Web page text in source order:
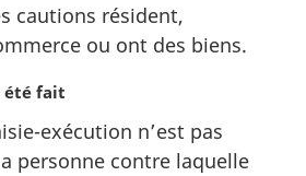
cautions résident,
ou ont des biens.
été fait
exécution n’est pas
personne contre laquelle